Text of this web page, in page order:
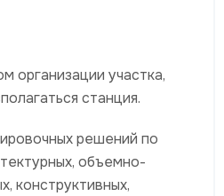
организации участка,
станция.
решений по
объемно-
конструктивных,